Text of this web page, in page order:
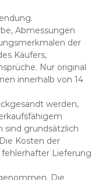
Abmessungen
der
Käufers,
Nur original
innerhalb von 14
werden,
sind grundsätzlich
Kosten der
Lieferung
Die